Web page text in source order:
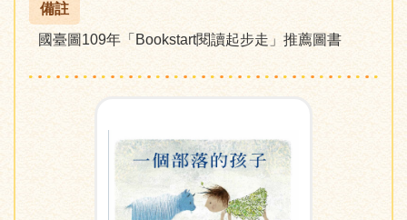
備註
國臺圖109年「Bookstart閱讀起步走」推薦圖書